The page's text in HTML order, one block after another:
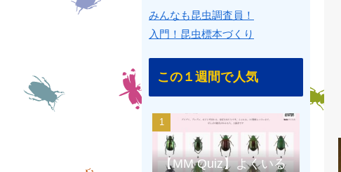
みんなも昆虫調査員！
入門！昆虫標本づくり
この１週間で人気
【MM Quiz】よくいる